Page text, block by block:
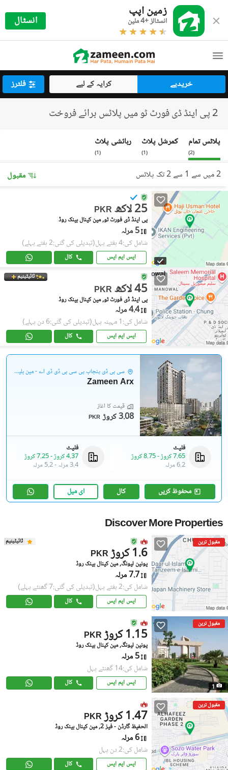
زمین اپپ
انسٹالز +4 ملین انسٹال
خریدیے کرایہ کے لیے فلٹرز
2 پی اینڈ ڈی فورٹ ٹو میں پلاٹس برائے فروخت
پلاٹس تمام
(
2
)
کمرشل پلاٹ
(
1
)
رہائشی پلاٹ
(
1
)
2 میں سے 1 سے 2 تک پلاٹس مقبول
PKR 25 لاکھ
پی اینڈ ڈی فورٹ ٹو, مین کینال بینک روڈ
5 مرلہ
شامل کی:4 ہفتے پہل (تبدیلی کی گئی:2 ہفتے پہلے)
ایس ایم ایس کال
ٹائیٹینیم
PKR 45 لاکھ
پی اینڈ ڈی فورٹ ٹو, مین کینال بینک روڈ
4.4 مرلہ
شامل کی:1 مہینہ پہل (تبدیلی کی گئی:6 دن پہلے)
ایس ایم ایس کال
سی بی ڈی پنجاب پی سی بی ڈی ڈی اے - مین بلیوارڈ گلبرگ
Zameen Arx
قیمت کا آغاز
PKR 3.08 کروڑ
فلیٹ
7.65 کروڑ
-8.75 کروڑ
6.2 مرلہ
فلیٹ
4.37 کروڑ
-7.25 کروڑ
3.4 مرلہ
-5.2 مرلہ
محفوظ کریں کال ای میل
Discover More Properties
مقبول ترین ٹائیٹینیم
PKR 1.6 کروڑ
یونین لیونگ, مین کینال بینک روڈ
7.7 مرلہ
شامل کی:2 ہفتے پہل (تبدیلی کی گئی:7 گھنٹے پہلے)
ایس ایم ایس کال
مقبول ترین
1
PKR 1.15 کروڑ
یونین لیونگ, مین کینال بینک روڈ
5 مرلہ
شامل کی:14 گھنٹے پہل
ایس ایم ایس کال
مقبول ترین
PKR 1.47 کروڑ
الحفیظ گارڈن - فیز 2, مین کینال بینک روڈ
6 مرلہ
شامل کی:2 دن پہل
ایس ایم ایس کال